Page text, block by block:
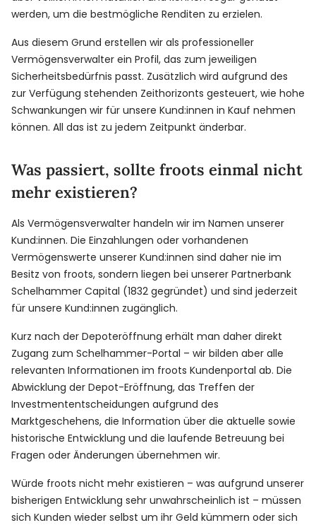
werden, um die bestmögliche Renditen zu erzielen.
Aus diesem Grund erstellen wir als professioneller
Vermögensverwalter ein Profil, das zum jeweiligen
Sicherheitsbedürfnis passt. Zusätzlich wird aufgrund des
zur Verfügung stehenden Zeithorizonts gesteuert, wie hohe
Schwankungen wir für unsere Kund:innen in Kauf nehmen
können. All das ist zu jedem Zeitpunkt änderbar.
Was passiert, sollte froots einmal nicht
mehr existieren?
Als Vermögensverwalter handeln wir im Namen unserer
Kund:innen. Die Einzahlungen oder vorhandenen
Vermögenswerte unserer Kund:innen sind daher nie im
Besitz von froots, sondern liegen bei unserer Partnerbank
Schelhammer Capital (1832 gegründet) und sind jederzeit
für unsere Kund:innen zugänglich.
Kurz nach der Depoteröffnung erhält man daher direkt
Zugang zum Schelhammer-Portal – wir bilden aber alle
relevanten Informationen im froots Kundenportal ab. Die
Abwicklung der Depot-Eröffnung, das Treffen der
Investmententscheidungen aufgrund des
Marktgeschehens, die Information über die aktuelle sowie
historische Entwicklung und die laufende Betreuung bei
Fragen oder Änderungen übernehmen wir.
Würde froots nicht mehr existieren – was aufgrund unserer
bisherigen Entwicklung sehr unwahrscheinlich ist – müssen
sich Kunden wieder selbst um ihr Geld kümmern oder sich